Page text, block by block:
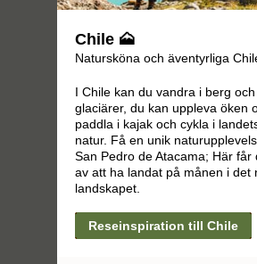
Chile 🗻
Natursköna och äventyrliga
I Chile kan du vandra i berg och
glaciärer, du kan uppleva öken
paddla i kajak och cykla i
natur. Få en unik
San Pedro de Atacama; Här får
av att ha landat på månen i det
landskapet.
Reseinspiration till Chile